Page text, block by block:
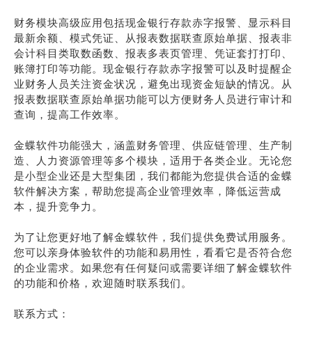
财务模块高级应用包括现金银行存款赤字报警、显示科目
最新余额、模式凭证、从报表数据联查原始单据、报表非
会计科目类取数函数、报表多表页管理、凭证套打打印、
账簿打印等功能。现金银行存款赤字报警可以及时提醒企
业财务人员关注资金状况，避免出现资金短缺的情况。从
报表数据联查原始单据功能可以方便财务人员进行审计和
查询，提高工作效率。
金蝶软件功能强大，涵盖财务管理、供应链管理、生产制
造、人力资源管理等多个模块，适用于各类企业。无论您
是小型企业还是大型集团，我们都能为您提供合适的金蝶
软件解决方案，帮助您提高企业管理效率，降低运营成
本，提升竞争力。
为了让您更好地了解金蝶软件，我们提供免费试用服务。
您可以亲身体验软件的功能和易用性，看看它是否符合您
的企业需求。如果您有任何疑问或需要详细了解金蝶软件
的功能和价格，欢迎随时联系我们。
联系方式：